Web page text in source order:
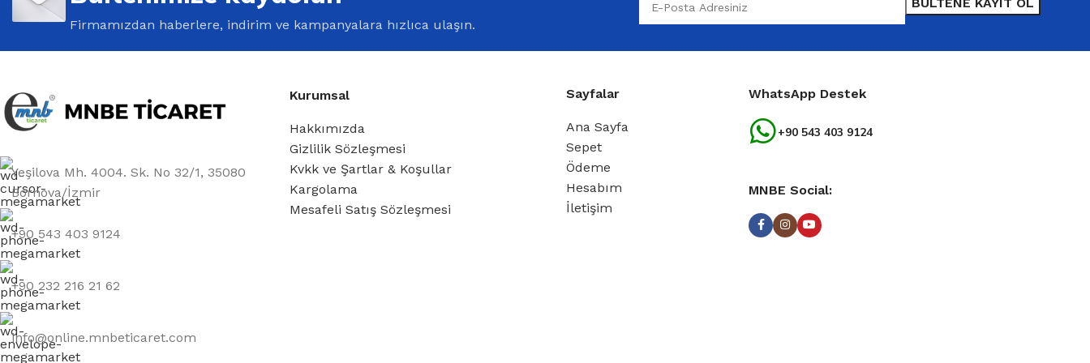
Firmamızdan haberlere, indirim ve kampanyalara hızlıca ulaşın.
Yeşilova Mh. 4004. Sk. No 32/1, 35080
Bornova/İzmir
+90 543 403 9124
‎+90 232 216 21 62
info@online.mnbeticaret.com
Kurumsal
Hakkımızda
Gizlilik Sözleşmesi
Kvkk ve Şartlar & Koşullar
Kargolama
Mesafeli Satış Sözleşmesi
Sayfalar
Ana Sayfa
Sepet
Ödeme
Hesabım
İletişim
WhatsApp Destek
+90 543 403 9124
MNBE Social: